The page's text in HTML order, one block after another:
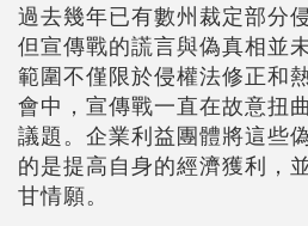
過去幾年已有數州裁定部分
但宣傳戰的謊言與偽真相並
範圍不僅限於侵權法修正和
會中，宣傳戰一直在故意扭
議題。企業利益團體將這些
的是提高自身的經濟獲利，
甘情願。